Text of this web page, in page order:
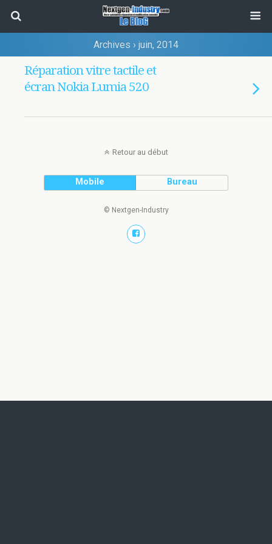
Archives › juin, 2014
Réparation vitre tactile et
écran Nokia Lumia 520
Retour au début
Mobile Bureau
© Nextgen-Industry